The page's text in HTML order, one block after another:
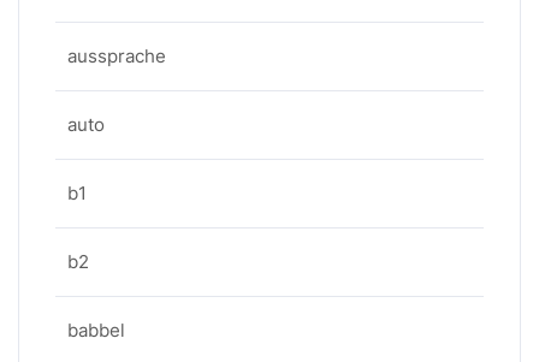
aussprache
auto
b1
b2
babbel